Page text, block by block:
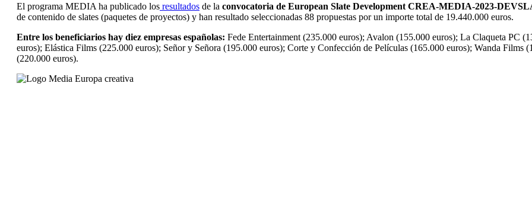
El programa MEDIA ha publicado los resultados de la convocatoria de European Slate Development CREA-MEDIA-2023-
de contenido de slates (paquetes de proyectos) y han resultado seleccionadas 88 propuestas por un importe total de 19.440.000 euros.
Entre los beneficiarios hay diez empresas españolas: Fede Entertainment (235.000 euros); Avalon (155.000 euros); La Claqueta PC
euros); Elástica Films (225.000 euros); Señor y Señora (195.000 euros); Corte y Confección de Películas (165.000 euros); Wanda
(220.000 euros).